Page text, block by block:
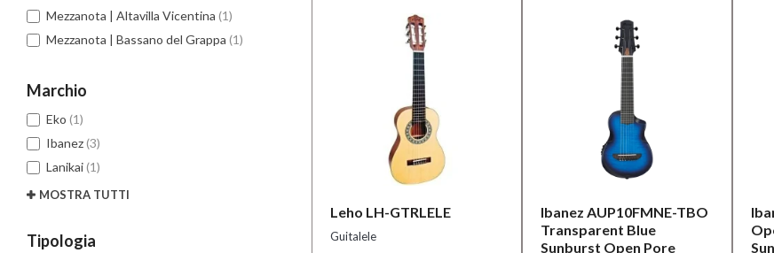
Mezzanota | Altavilla Vicentina (1)
Mezzanota | Bassano del Grappa (1)
Marchio
Eko (1)
Ibanez(3)
Lanikai(1)
MOSTRA TUTTI
Tipologia
Leho LH-GTRLELE
Guitalele
Ibanez AUP10FMNE-TBO
Transparent Blue
Sunburst Open Pore